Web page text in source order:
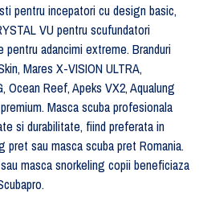
pentru incepatori cu design basic,
VU pentru scufundatori
adancimi extreme. Branduri
Mares X-VISION ULTRA,
Ocean Reef, Apeks VX2, Aqualung
Masca scuba profesionala
si durabilitate, fiind preferata in
pret sau masca scuba pret Romania.
masca snorkeling copii beneficiaza